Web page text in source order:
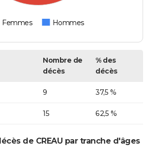
Femmes Hommes
Nombre de
décès
% des
décès
9 37,5 %
15 62,5 %
de CREAU par tranche d'âges